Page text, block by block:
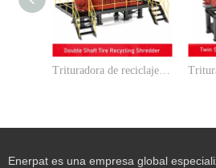
Enerpat es una empresa global